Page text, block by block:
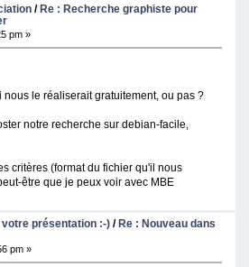
/ Re : Recherche graphiste pour
pm »
le réaliserait gratuitement, ou pas ?
notre recherche sur debian-facile,
critères (format du fichier qu'il nous
être que je peux voir avec MBE
présentation :-) /Re : Nouveau dans
pm »